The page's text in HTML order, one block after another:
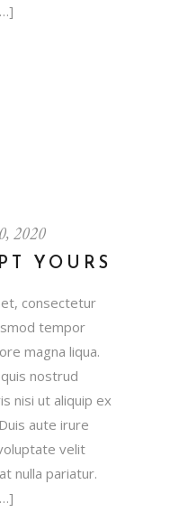
2020
YOURS
consectetur
tempor
magna liqua.
nostrud
nisi ut aliquip ex
aute irure
velit
nulla pariatur.